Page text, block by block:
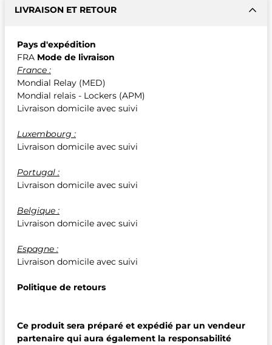
LIVRAISON ET RETOUR
Pays d'expédition
FRA Mode de livraison
France :
Mondial Relay (MED)
Mondial relais - Lockers (APM)
Livraison domicile avec suivi
Luxembourg :
Livraison domicile avec suivi
Portugal :
Livraison domicile avec suivi
Belgique :
Livraison domicile avec suivi
Espagne :
Livraison domicile avec suivi
Politique de retours
Ce produit sera préparé et expédié par un vendeur
partenaire qui aura également la responsabilité